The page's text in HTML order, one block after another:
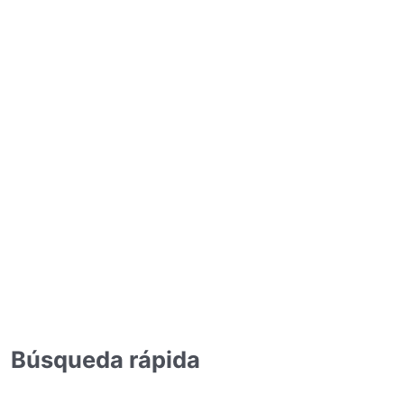
Búsqueda rápida